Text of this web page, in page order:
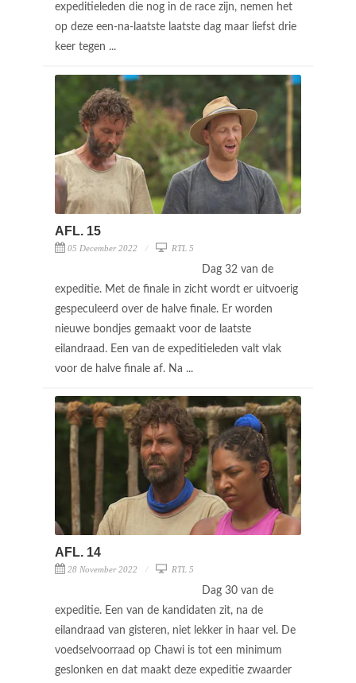
expeditieleden die nog in de race zijn, nemen het
op deze een-na-laatste laatste dag maar liefst drie
keer tegen ...
AFL. 15
05 December 2022 RTL 5
Dag 32 van de
expeditie. Met de finale in zicht wordt er uitvoerig
gespeculeerd over de halve finale. Er worden
nieuwe bondjes gemaakt voor de laatste
eilandraad. Een van de expeditieleden valt vlak
voor de halve finale af. Na ...
AFL. 14
28 November 2022 RTL 5
Dag 30 van de
expeditie. Een van de kandidaten zit, na de
eilandraad van gisteren, niet lekker in haar vel. De
voedselvoorraad op Chawi is tot een minimum
geslonken en dat maakt deze expeditie zwaarder